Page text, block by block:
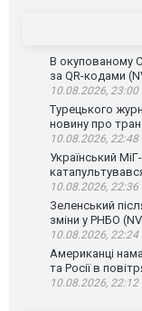
В окупованому
за QR-кодами
10.08.2026, 23:00
Турецького
новину про
10.08.2026, 22:48
Український
10.08.2026, 22:36
Зеленський
зміни у РНБО
10.08.2026, 22:24
Американці
та Росії в
10.08.2026, 22:12